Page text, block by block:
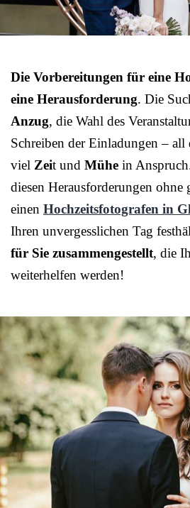
Die Vorbereitungen für eine
eine Herausforderung. Die
Anzug, die Wahl des
Schreiben der Einladungen –
viel Zeit und Mühe in
diesen Herausforderungen
einen Hochzeitsfotografen in
Ihren unvergesslichen Tag
für Sie zusammengestellt, die
weiterhelfen werden!